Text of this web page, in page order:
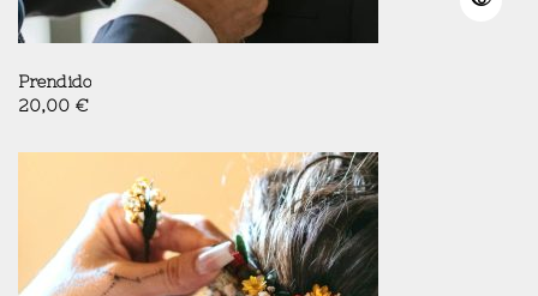
Prendido
20,00 €